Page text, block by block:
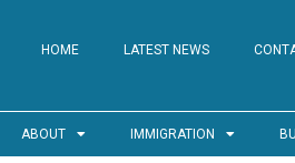
HOME LATEST NEWS
ABOUT IMMIGRATION